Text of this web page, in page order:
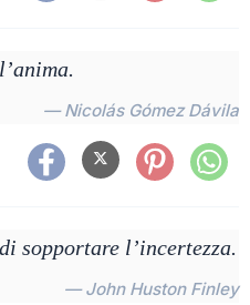
— Nicolás Gómez Dávila
sopportare l’incertezza.
— John Huston Finley